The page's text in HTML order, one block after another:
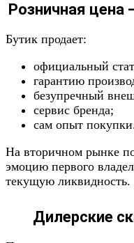
Розничная цена
Бутик продает:
официальный
гарантию
безупречный
сервис бренда;
сам опыт
На вторичном рынке
эмоцию первого
текущую ликвидность.
Дилерские